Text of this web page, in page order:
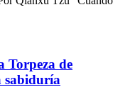
Torpeza de
sabiduría